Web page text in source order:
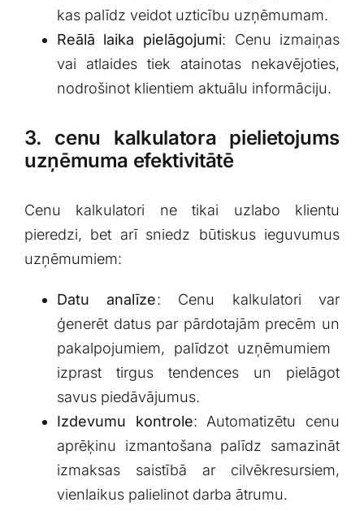
kas palīdz ‌veidot uzticību uzņēmumam.
Reālā laika pielāgojumi: Cenu izmaiņas
vai atlaides tiek atainotas nekavējoties,
nodrošinot klientiem⁢ aktuālu informāciju.
3. cenu kalkulatora pielietojums
uzņēmuma efektivitātē
Cenu kalkulatori ne tikai uzlabo klientu
pieredzi, bet arī sniedz būtiskus⁤ ieguvumus
uzņēmumiem:
Datu analīze: Cenu kalkulatori var
ģenerēt datus par pārdotajām precēm un
pakalpojumiem, palīdzot uzņēmumiem ​
izprast tirgus ⁤tendences un pielāgot
savus piedāvājumus.
Izdevumu kontrole: Automatizētu cenu
aprēķinu izmantošana palīdz samazināt
izmaksas saistībā ar cilvēkresursiem,
vienlaikus palielinot darba ātrumu.